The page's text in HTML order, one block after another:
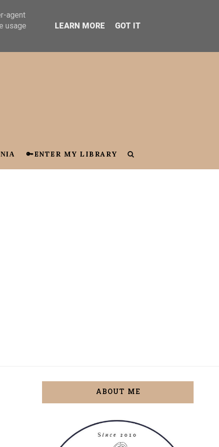
🔑ENTER MY LIBRARY
ABOUT ME
agent
usage
LEARN MORE GOT IT